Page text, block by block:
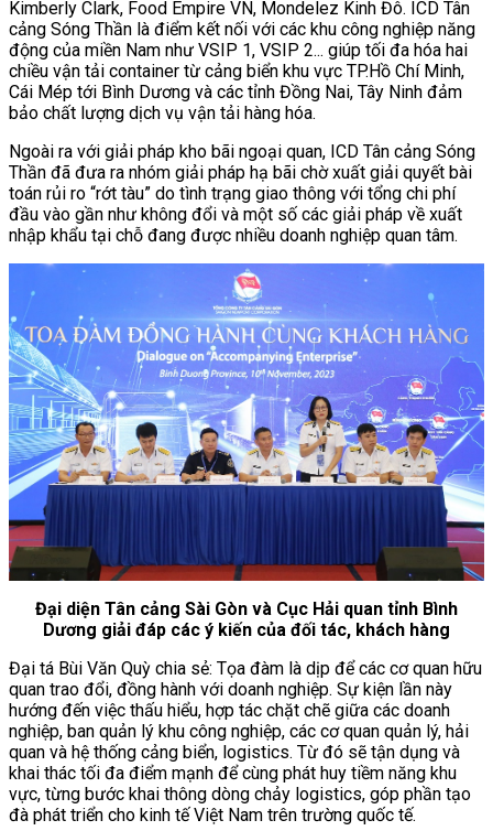
Kimberly Clark, Food Empire VN, Mondelez Kinh Đô. ICD Tân
cảng Sóng Thần là điểm kết nối với các khu công nghiệp năng
động của miền Nam như VSIP 1, VSIP 2... giúp tối đa hóa hai
chiều vận tải container từ cảng biển khu vực TP.Hồ Chí Minh,
Cái Mép tới Bình Dương và các tỉnh Đồng Nai, Tây Ninh đảm
bảo chất lượng dịch vụ vận tải hàng hóa.
Ngoài ra với giải pháp kho bãi ngoại quan, ICD Tân cảng Sóng
Thần đã đưa ra nhóm giải pháp hạ bãi chờ xuất giải quyết bài
toán rủi ro “rớt tàu” do tình trạng giao thông với tổng chi phí
đầu vào gần như không đổi và một số các giải pháp về xuất
nhập khẩu tại chỗ đang được nhiều doanh nghiệp quan tâm.
Đại diện Tân cảng Sài Gòn và Cục Hải quan tỉnh Bình
Dương giải đáp các ý kiến của đối tác, khách hàng
Đại tá Bùi Văn Quỳ chia sẻ: Tọa đàm là dịp để các cơ quan hữu
quan trao đổi, đồng hành với doanh nghiệp. Sự kiện lần này
hướng đến việc thấu hiểu, hợp tác chặt chẽ giữa các doanh
nghiệp, ban quản lý khu công nghiệp, các cơ quan quản lý, hải
quan và hệ thống cảng biển, logistics. Từ đó sẽ tận dụng và
khai thác tối đa điểm mạnh để cùng phát huy tiềm năng khu
vực, từng bước khai thông dòng chảy logistics, góp phần tạo
đà phát triển cho kinh tế Việt Nam trên trường quốc tế.